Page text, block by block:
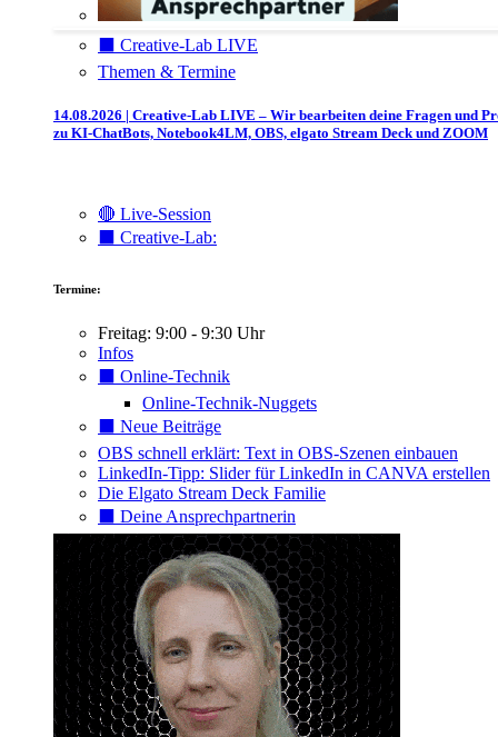
⬛️ Creative-Lab LIVE
Themen & Termine
14.08.2026 | Creative-Lab LIVE – Wir bearbeiten deine Fragen und
zu KI-ChatBots, Notebook4LM, OBS, elgato Stream Deck und ZOOM
🔴 Live-Session
⬛️ Creative-Lab:
Termine:
Freitag: 9:00 - 9:30 Uhr
Infos
⬛️ Online-Technik
Online-Technik-Nuggets
⬛️ Neue Beiträge
OBS schnell erklärt: Text in OBS-Szenen einbauen
LinkedIn-Tipp: Slider für LinkedIn in CANVA erstellen
Die Elgato Stream Deck Familie
⬛️ Deine Ansprechpartnerin